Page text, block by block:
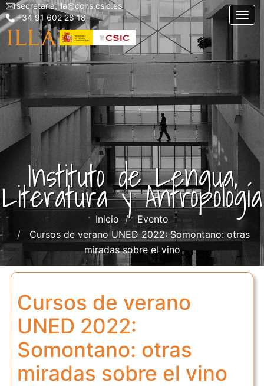
Pasar
al
contenido
Menu
top
left
secretaria.illa@cchs.csic.es
+34 91 602 28 18
Instituto de Lengua,
Literatura y Antropología
Inicio
Evento
Cursos de verano UNED 2022: Somontano: otras
miradas sobre el vino
Cursos de verano
UNED 2022:
Somontano: otras
miradas sobre el vino